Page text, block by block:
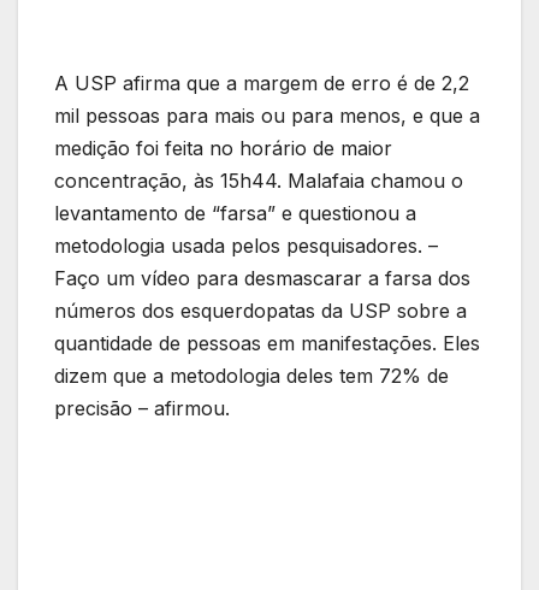
A USP afirma que a margem de erro é de 2,2
mil pessoas para mais ou para menos, e que a
medição foi feita no horário de maior
concentração, às 15h44. Malafaia chamou o
levantamento de “farsa” e questionou a
metodologia usada pelos pesquisadores. –
Faço um vídeo para desmascarar a farsa dos
números dos esquerdopatas da USP sobre a
quantidade de pessoas em manifestações. Eles
dizem que a metodologia deles tem 72% de
precisão – afirmou.